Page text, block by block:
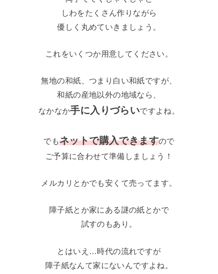
しわをたくさん作りながら
優しく丸めていきましょう。
これをいくつか用意してください。
無地の和紙、つまり白い和紙ですが、
和紙の産地以外の地域なら、
なかなか手に入りづらいですよね。
でもネットで購入できますので
ご予算に合わせて準備しましょう！
メルカリとかでも安くて売ってます。
障子紙とか家にある謎の紙とかで
試すのもあり。
とはいえ…時代の流れですが
障子紙なんて家にないんですよね。